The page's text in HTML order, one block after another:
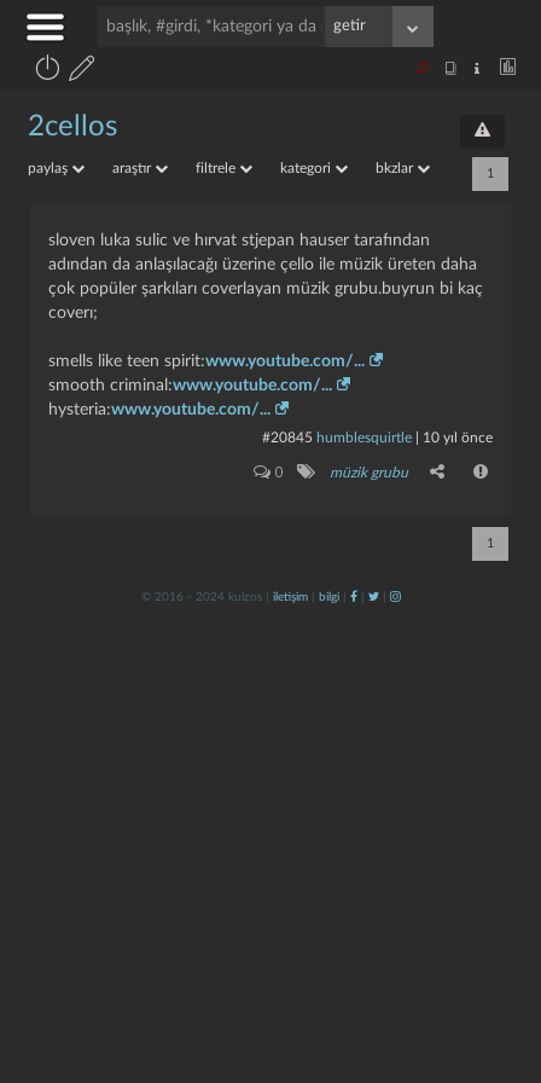
2cellos
paylaş araştır filtrele kategori bkzlar 1
sloven luka sulic ve hırvat stjepan hauser tarafından
adından da anlaşılacağı üzerine çello ile müzik üreten daha
çok popüler şarkıları coverlayan müzik grubu.buyrun bi kaç
coverı;
smells like teen spirit:www.youtube.com/...
smooth criminal:www.youtube.com/...
hysteria:www.youtube.com/...
#20845 humblesquirtle 10 yıl önce
0 müzik grubu
1
© 2016 - 2024 kulzos | iletişim| bilgi| | |